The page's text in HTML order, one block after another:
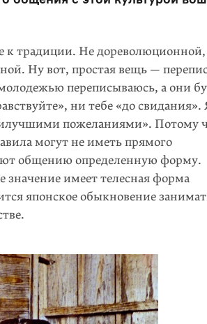
к традиции. Не дореволюционной,
Ну вот, простая вещь —
переписываюсь, а они
ни тебе «до свидания».
пожеланиями». Потому
могут не иметь прямого
общению определенную форму.
значение имеет телесная форма
японское обыкновение